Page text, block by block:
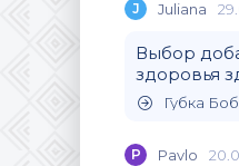
J Juliana
Выбор
здоровья
Губка Боб у
P Pavlo